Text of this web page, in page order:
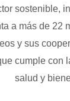
a más de
y sus
cumple
salud y